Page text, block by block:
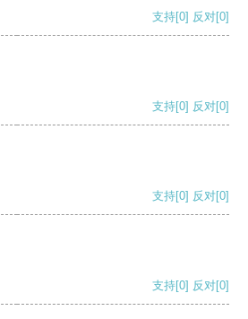
支持[0] 反对[0]
支持[0] 反对[0]
支持[0] 反对[0]
支持[0] 反对[0]